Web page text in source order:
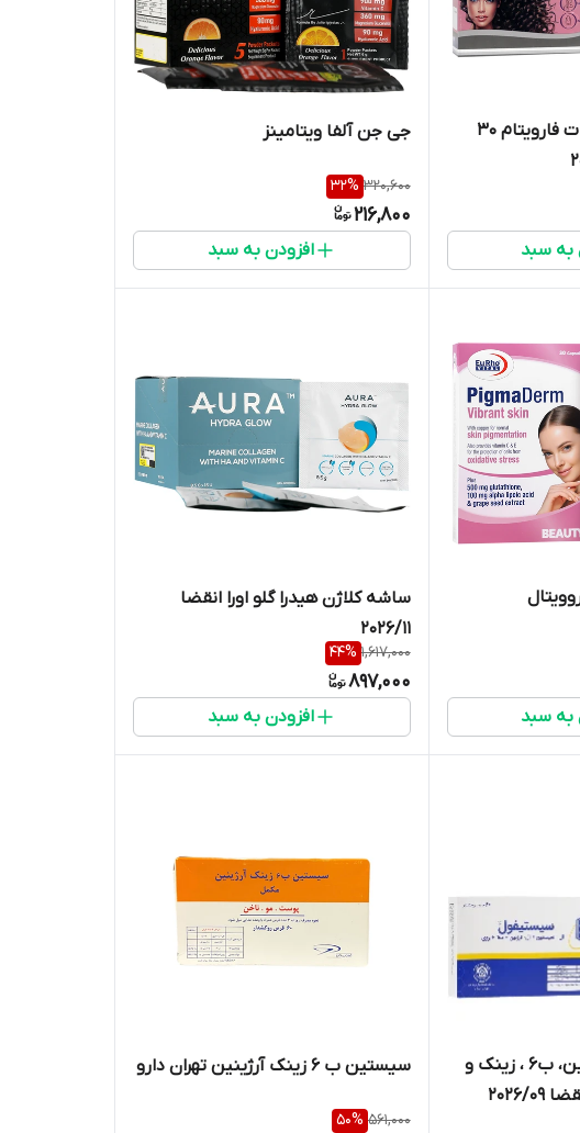
کوکونات کلاژن کولانات فارویتام 30
به سبد
جی جن آلفا ویتامینز
320,600
32%
216,800
افزودن به سبد
به سبد
ساشه کلاژن هیدرا گلو اورا انقضا
2026/11
1,617,000
44%
897,000
افزودن به سبد
سیستیفول (سیستین، ب6 ، زینک و
09
سیستین ب 6 زینک آرژینین تهران دارو
561,000
50%